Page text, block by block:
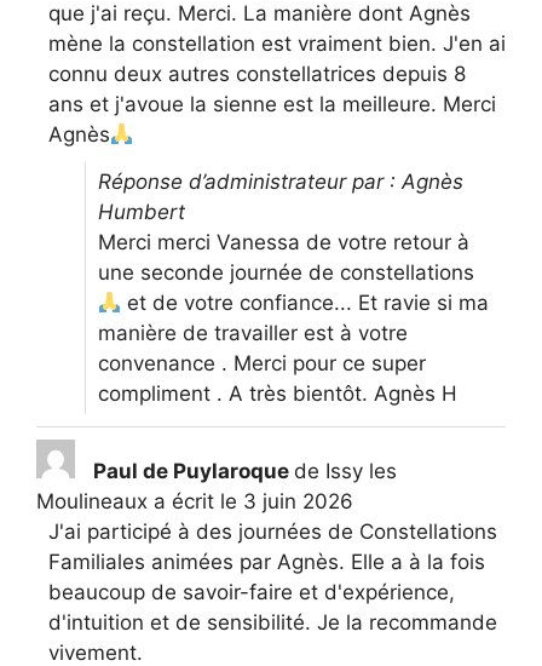
que j'ai reçu. Merci. La manière dont Agnès
mène la constellation est vraiment bien. J'en ai
connu deux autres constellatrices depuis 8
ans et j'avoue la sienne est la meilleure. Merci
Agnès
Réponse d’administrateur par : Agnès
Humbert
Merci merci Vanessa de votre retour à
une seconde journée de constellations
et de votre confiance... Et ravie si ma
manière de travailler est à votre
convenance . Merci pour ce super
compliment . A très bientôt. Agnès H
Paul de Puylaroque de Issy les
Moulineaux a écrit le 3 juin 2026
J'ai participé à des journées de Constellations
Familiales animées par Agnès. Elle a à la fois
beaucoup de savoir-faire et d'expérience,
d'intuition et de sensibilité. Je la recommande
vivement.